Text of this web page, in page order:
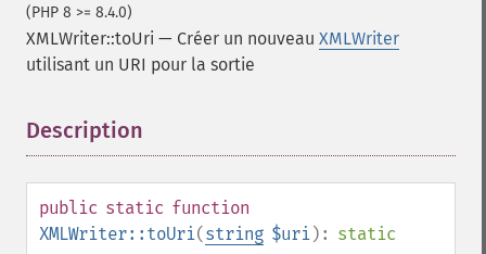
(PHP 8 >= 8.4.0)
XMLWriter::toUri — Créer un nouveau XMLWriter
utilisant un URI pour la sortie
Description
public static function
XMLWriter::toUri(string $uri): static